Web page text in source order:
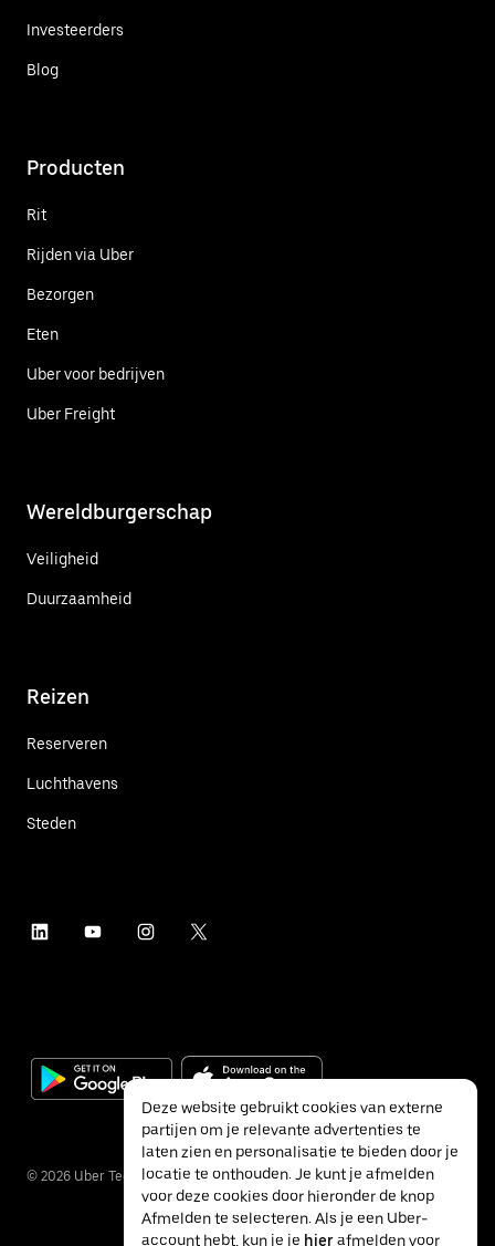
Investeerders
Blog
Producten
Rit
Rijden via Uber
Bezorgen
Eten
Uber voor bedrijven
Uber Freight
Wereldburgerschap
Veiligheid
Duurzaamheid
Reizen
Reserveren
Luchthavens
Steden
© 2026 Uber Technologies Inc.
Deze website gebruikt cookies van externe
partijen om je relevante advertenties te
laten zien en personalisatie te bieden door je
locatie te onthouden. Je kunt je afmelden
voor deze cookies door hieronder de knop
Afmelden te selecteren. Als je een Uber-
account hebt, kun je je hierafmelden voor